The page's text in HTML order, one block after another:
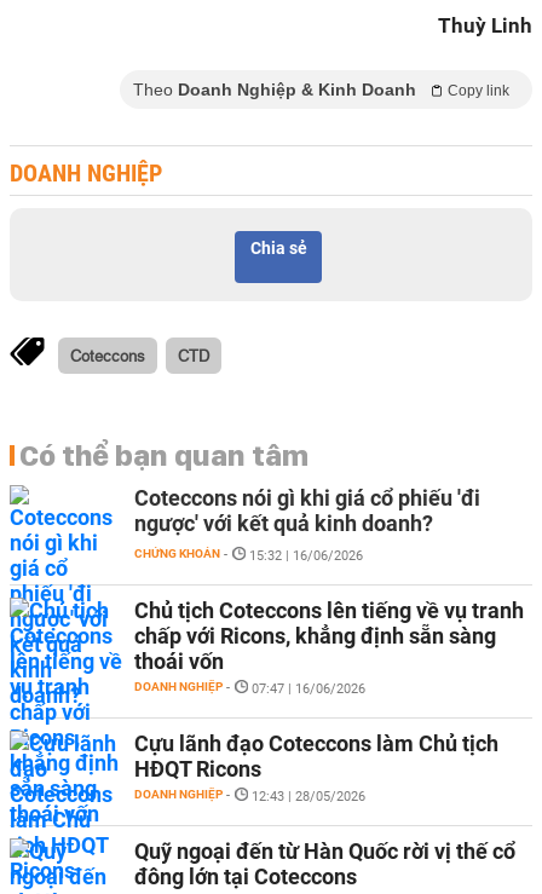
Thuỳ Linh
Theo Doanh Nghiệp & Kinh Doanh Copy link
DOANH NGHIỆP
Chia sẻ
Coteccons CTD
Có thể bạn quan tâm
Coteccons nói gì khi giá cổ phiếu 'đi
ngược' với kết quả kinh doanh?
CHỨNG KHOÁN - 15:32 | 16/06/2026
Chủ tịch Coteccons lên tiếng về vụ tranh
chấp với Ricons, khẳng định sẵn sàng
thoái vốn
DOANH NGHIỆP - 07:47 | 16/06/2026
Cựu lãnh đạo Coteccons làm Chủ tịch
HĐQT Ricons
DOANH NGHIỆP - 12:43 | 28/05/2026
Quỹ ngoại đến từ Hàn Quốc rời vị thế cổ
đông lớn tại Coteccons